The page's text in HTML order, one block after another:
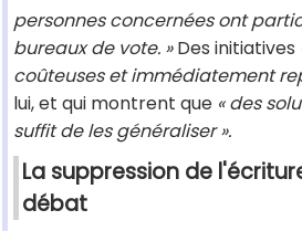
personnes concernées ont
bureaux de vote. »Des initiatives
coûteuses et immédiatement
lui, et qui montrent que « des
suffit de les généraliser ».
La suppression de
débat